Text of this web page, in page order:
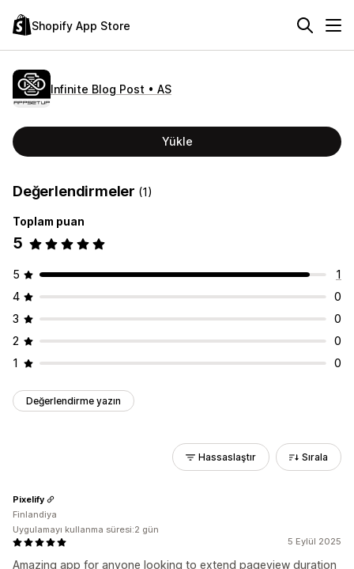
Shopify App Store
Infinite Blog Post • AS
Yükle
Değerlendirmeler (1)
Toplam puan
5
5
1
4
0
3
0
2
0
1
0
Değerlendirme yazın
Hassaslaştır Sırala
5 Eylül 2025
Amazing app for anyone looking to extend pageview duration
Pixelify
Finlandiya
Uygulamayı kullanma süresi:2 gün